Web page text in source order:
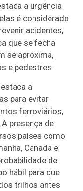
a urgência
é considerado
acidentes,
que se fecha
se aproxima,
e pedestres.
a
para evitar
ferroviários,
presença de
países como
Canadá e
de
hábil para que
trilhos antes